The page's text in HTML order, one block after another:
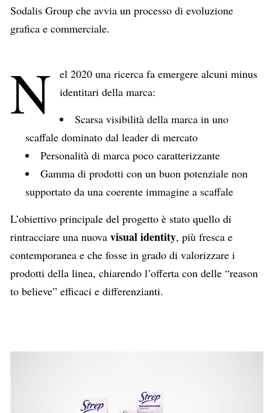
Sodalis Group che avvia un processo di evoluzione
grafica e commerciale.
N
el 2020 una ricerca fa emergere alcuni minus
identitari della marca:
Scarsa visibilità della marca in uno
scaffale dominato dal leader di mercato
Personalità di marca poco caratterizzante
Gamma di prodotti con un buon potenziale non
supportato da una coerente immagine a scaffale
L’obiettivo principale del progetto è stato quello di
rintracciare una nuovavisual identity, più fresca e
contemporanea e che fosse in grado di valorizzare i
prodotti della linea, chiarendo l’offerta con delle “reason
to believe” efficaci e differenzianti.